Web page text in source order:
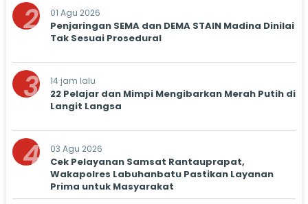
2 01 Agu 2026
Penjaringan SEMA dan DEMA STAIN Madina Dinilai
Tak Sesuai Prosedural
3 14 jam lalu
22 Pelajar dan Mimpi Mengibarkan Merah Putih di
Langit Langsa
4 03 Agu 2026
Cek Pelayanan Samsat Rantauprapat,
Wakapolres Labuhanbatu Pastikan Layanan
Prima untuk Masyarakat